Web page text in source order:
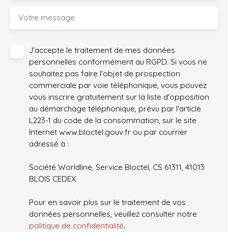
Votre message
J'accepte le traitement de mes données
personnelles conformément au RGPD. Si vous ne
souhaitez pas faire l'objet de prospection
commerciale par voie téléphonique, vous pouvez
vous inscrire gratuitement sur la liste d'opposition
au démarchage téléphonique, prévu par l'article
L223-1 du code de la consommation, sur le site
Internet www.bloctel.gouv.fr ou par courrier
adressé à :
Société Worldline, Service Bloctel, CS 61311, 41013
BLOIS CEDEX.
Pour en savoir plus sur le traitement de vos
données personnelles, veuillez consulter notre
politique de confidentialité.